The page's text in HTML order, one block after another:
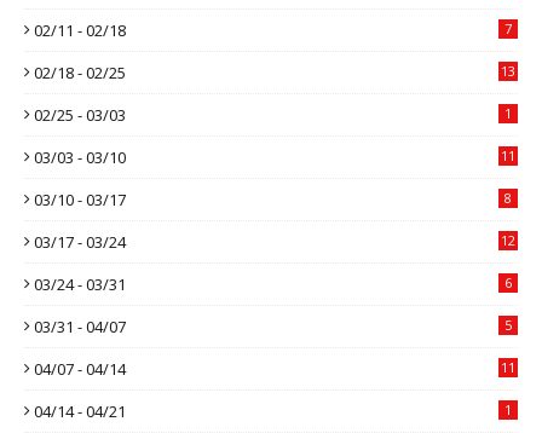
02/11 - 02/18 7
02/18 - 02/25 13
02/25 - 03/03 1
03/03 - 03/10 11
03/10 - 03/17 8
03/17 - 03/24 12
03/24 - 03/31 6
03/31 - 04/07 5
04/07 - 04/14 11
04/14 - 04/21 1